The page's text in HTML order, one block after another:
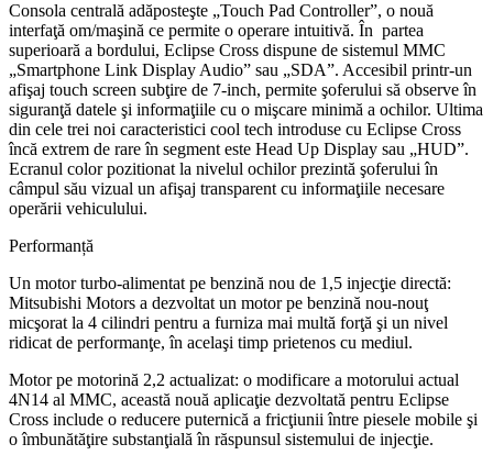
Consola centrală adăposteşte „Touch Pad Controller”, o nouă
interfaţă om/maşină ce permite o operare intuitivă. În partea
superioară a bordului, Eclipse Cross dispune de sistemul MMC
„Smartphone Link Display Audio” sau „SDA”. Accesibil printr-un
afişaj touch screen subţire de 7-inch, permite şoferului să observe în
siguranţă datele şi informaţiile cu o mişcare minimă a ochilor. Ultima
din cele trei noi caracteristici cool tech introduse cu Eclipse Cross
încă extrem de rare în segment este Head Up Display sau „HUD”.
Ecranul color pozitionat la nivelul ochilor prezintă şoferului în
câmpul său vizual un afişaj transparent cu informaţiile necesare
operării vehiculului.
Performanță
Un motor turbo-alimentat pe benzină nou de 1,5 injecţie directă:
Mitsubishi Motors a dezvoltat un motor pe benzină nou-nouţ
micşorat la 4 cilindri pentru a furniza mai multă forţă şi un nivel
ridicat de performanţe, în acelaşi timp prietenos cu mediul.
Motor pe motorină 2,2 actualizat: o modificare a motorului actual
4N14 al MMC, această nouă aplicaţie dezvoltată pentru Eclipse
Cross include o reducere puternică a fricţiunii între piesele mobile şi
o îmbunătăţire substanţială în răspunsul sistemului de injecţie.